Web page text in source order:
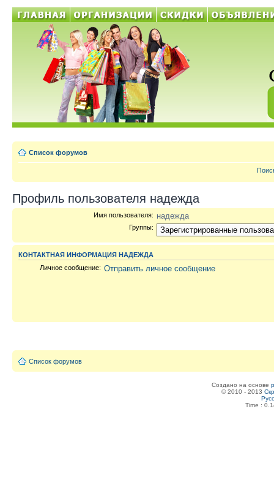
Список форумов
Профиль пользователя надежда
Имя пользователя: надежда
Группы:
КОНТАКТНАЯ ИНФОРМАЦИЯ НАДЕЖДА
Личное сообщение: Отправить личное сообщение
Список форумов
Создано на основе
© 2010 - 2013
Time :